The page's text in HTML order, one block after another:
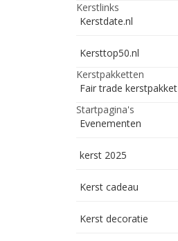
Kerstlinks
Kerstdate.nl
Kersttop50.nl
Kerstpakketten
Fair trade kerstpakket
Startpagina's
Evenementen
kerst 2025
Kerst cadeau
Kerst decoratie